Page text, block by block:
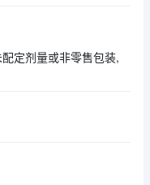
定剂量或非零售包装,